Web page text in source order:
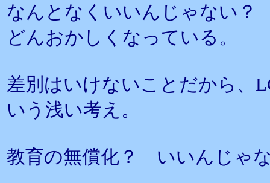
なんとなくいいんじゃない
どんおかしくなっている。
差別はいけないことだから
いう浅い考え。
教育の無償化？ いいんじゃ